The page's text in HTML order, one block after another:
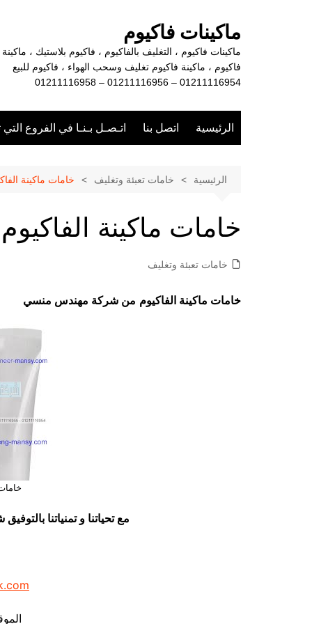
ماكينات فاكيوم
ماكينات فاكيوم ، التغليف بالفاكيوم ، فاكيوم بلاستيك ، ماكينة
فاكيوم ، ماكينة فاكيوم تغليف وسحب الهواء ، فاكيوم للبيع
01211116954 – 01211116956 – 01211116958
الرئيسية اتصل بنا اتـصـل بـنـا في الفروع
الرئيسية خامات تعبئة وتغليف خامات ماكينة
خامات ماكينة الفاكيوم
خامات تعبئة وتغليف
خامات ماكينة الفاكيوم من شركة مهندس منسي
مع تحياتنا و تمنياتنا